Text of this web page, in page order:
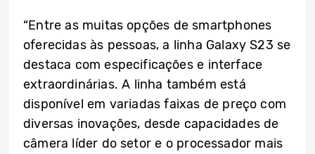
“Entre as muitas opções de smartphones
oferecidas às pessoas, a linha Galaxy S23 se
destaca com especificações e interface
extraordinárias. A linha também está
disponível em variadas faixas de preço com
diversas inovações, desde capacidades de
câmera líder do setor e o processador mais